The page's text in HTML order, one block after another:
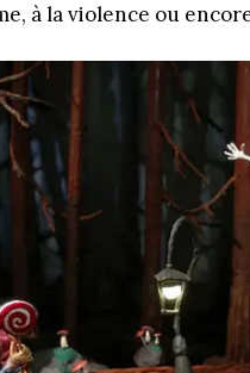
à la violence ou